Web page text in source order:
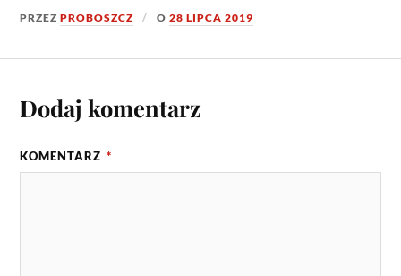
PRZEZPROBOSZCZ O28 LIPCA 2019
Dodaj komentarz
KOMENTARZ *